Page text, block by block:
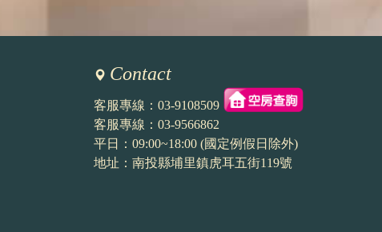
Contact
客服專線： 03-9108509
客服專線： 03-9566862
平日：09:00~18:00 (國定例假日除外)
地址：南投縣埔里鎮虎耳五街119號